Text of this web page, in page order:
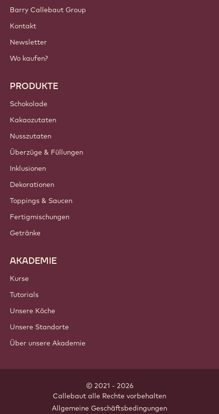
Jetzt anmelden
Switzerland - Deutsch
Footer
Trends & Inspiration
Nachhaltigkeit
Über uns
Barry Callebaut Group
Kontakt
Newsletter
Wo kaufen?
Nusszutaten
Überzüge & Füllungen
Inklusionen
Dekorationen
Toppings & Saucen
Fertigmischungen